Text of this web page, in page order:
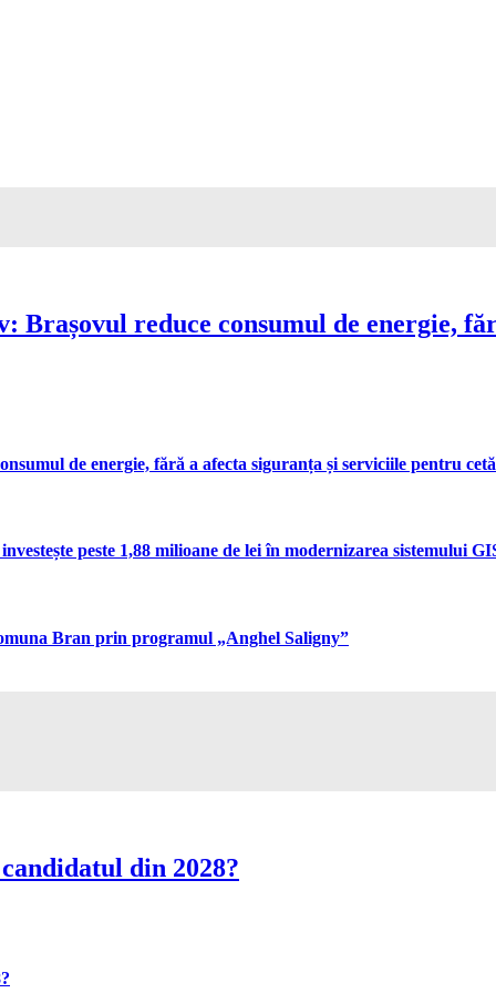
Brașovul reduce consumul de energie,
de energie, fără a afecta siguranța și serviciile pentru
peste 1,88 milioane de lei în modernizarea sistemului
Bran prin programul „Anghel Saligny”
din 2028?